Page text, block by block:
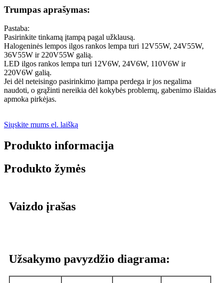
Trumpas aprašymas:
Pastaba:
Pasirinkite tinkamą įtampą pagal užklausą.
Halogeninės lempos ilgos rankos lempa turi 12V55W, 24V55W,
36V55W ir 220V55W galią.
LED ilgos rankos lempa turi 12V6W, 24V6W, 110V6W ir
220V6W galią.
Jei dėl neteisingo pasirinkimo įtampa perdega ir jos negalima
naudoti, o grąžinti nereikia dėl kokybės problemų, gabenimo išlaidas
apmoka pirkėjas.
Siųskite mums el. laišką
Produkto informacija
Produkto žymės
Vaizdo įrašas
Užsakymo pavyzdžio diagrama: